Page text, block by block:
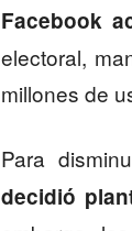
Facebook
electoral,
millones de
Para
decidió